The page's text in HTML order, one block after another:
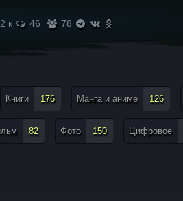
2 к 46 78
Книги 176 Манга и аниме 126
82 Фото 150 Цифровое